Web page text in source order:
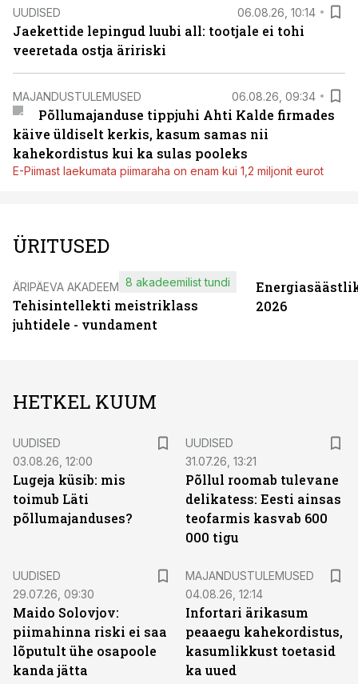
UUDISED 06.08.26, 10:14
Jaekettide lepingud luubi all: tootjale ei tohi
veeretada ostja äririski
MAJANDUSTULEMUSED 06.08.26, 09:34
Põllumajanduse tippjuhi Ahti Kalde firmades
käive üldiselt kerkis, kasum samas nii
kahekordistus kui ka sulas pooleks
E-Piimast laekumata piimaraha on enam kui 1,2 miljonit eurot
ÜRITUSED
ÄRIPÄEVA AKADEEMIA
Tehisintellekti meistriklass
juhtidele - vundament
8 akadeemilist tundi
2026
HETKEL KUUM
UUDISED
03.08.26, 12:00
Lugeja küsib: mis
toimub Läti
põllumajanduses?
UUDISED
31.07.26, 13:21
Põllul roomab tulevane
delikatess: Eesti ainsas
teofarmis kasvab 600
000 tigu
UUDISED
29.07.26, 09:30
Maido Solovjov:
piimahinna riski ei saa
lõputult ühe osapoole
kanda jätta
MAJANDUSTULEMUSED
04.08.26, 12:14
Infortari ärikasum
peaaegu kahekordistus,
kasumlikkust toetasid
ka uued